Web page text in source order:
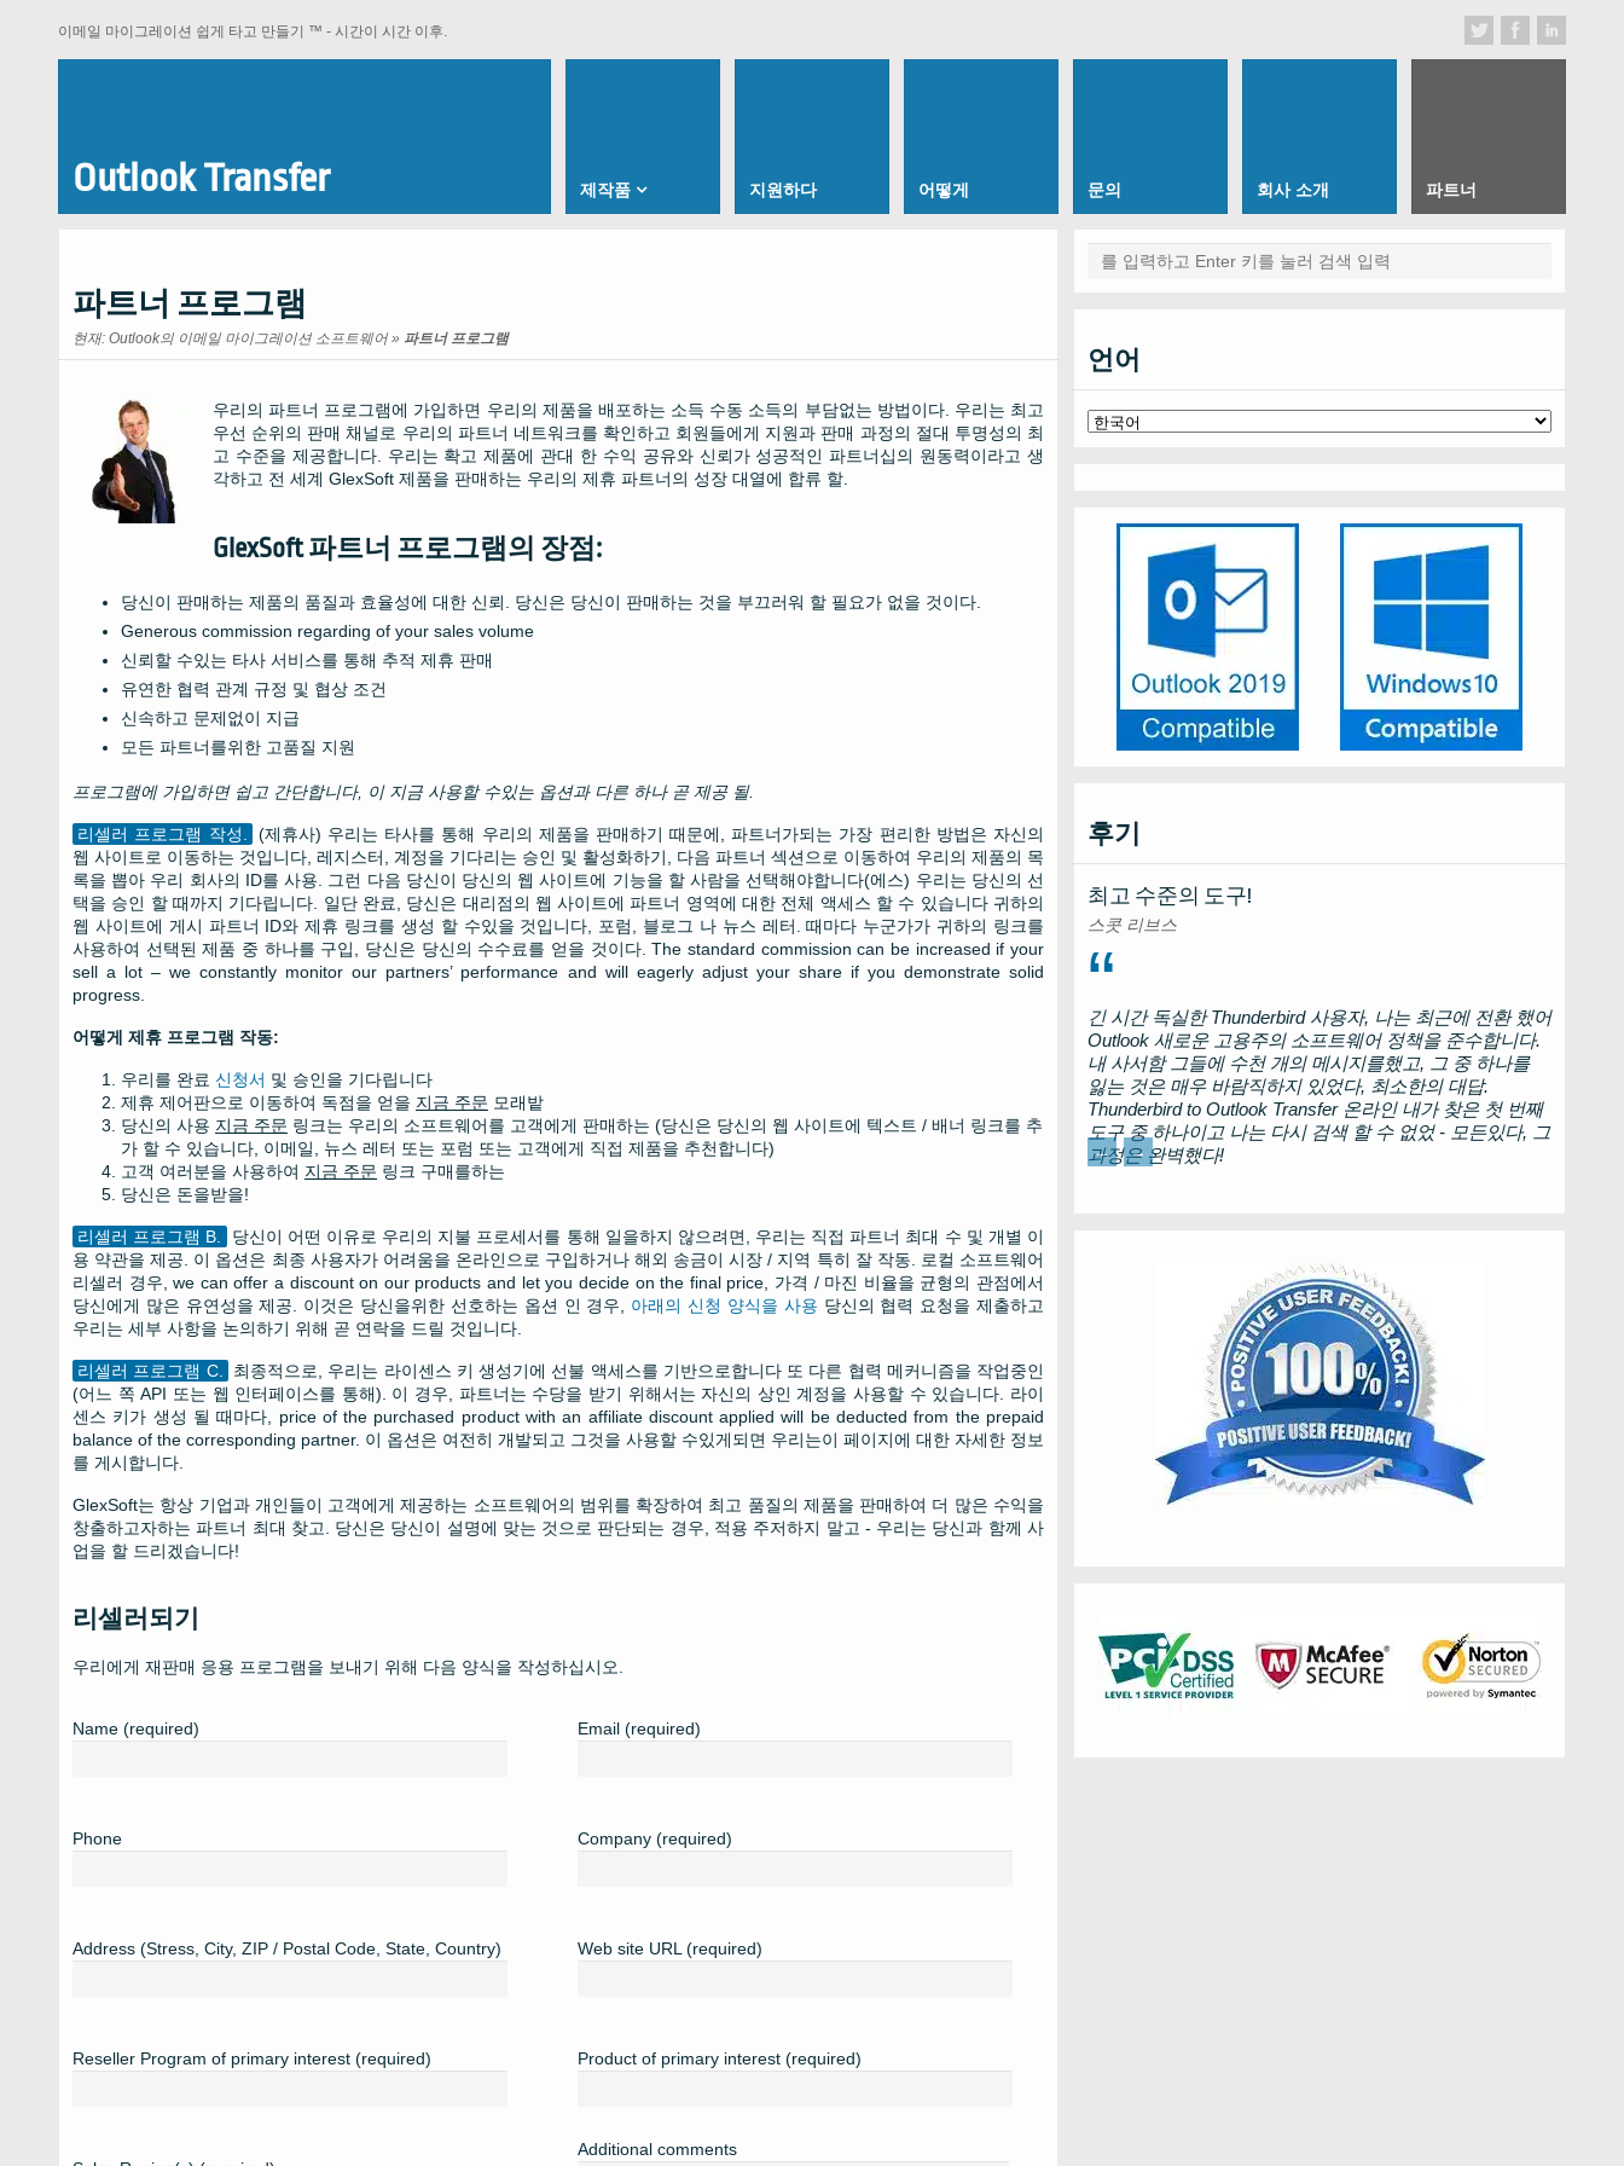
이메일 마이그레이션 쉽게 타고 만들기 ™ - 시간이 시간 이후.
Outlook Transfer 제작품 지원하다 어떻게 문의 회사 소개 파트너
파트너 프로그램
현재: Outlook의 이메일 마이그레이션 소프트웨어 » 파트너 프로그램
우리의 파트너 프로그램에 가입하면 우리의 제품을 배포하는 소득 수동 소득의 부담없는 방법이다. 우리는 최고
우선 순위의 판매 채널로 우리의 파트너 네트워크를 확인하고 회원들에게 지원과 판매 과정의 절대 투명성의 최
고 수준을 제공합니다. 우리는 확고 제품에 관대 한 수익 공유와 신뢰가 성공적인 파트너십의 원동력이라고 생
각하고 전 세계 GlexSoft 제품을 판매하는 우리의 제휴 파트너의 성장 대열에 합류 할.
GlexSoft 파트너 프로그램의 장점:
당신이 판매하는 제품의 품질과 효율성에 대한 신뢰. 당신은 당신이 판매하는 것을 부끄러워 할 필요가 없을 것이다.
Generous commission regarding of your sales volume
신뢰할 수있는 타사 서비스를 통해 추적 제휴 판매
유연한 협력 관계 규정 및 협상 조건
신속하고 문제없이 지급
모든 파트너를위한 고품질 지원
프로그램에 가입하면 쉽고 간단합니다, 이 지금 사용할 수있는 옵션과 다른 하나 곧 제공 될.
리셀러 프로그램 작성.
(제휴사) 우리는 타사를 통해 우리의 제품을 판매하기 때문에, 파트너가되는 가장 편리한 방법은 자신의
웹 사이트로 이동하는 것입니다, 레지스터, 계정을 기다리는 승인 및 활성화하기, 다음 파트너 섹션으로 이동하여 우리의 제품의 목
록을 뽑아 우리 회사의 ID를 사용. 그런 다음 당신이 당신의 웹 사이트에 기능을 할 사람을 선택해야합니다(에스) 우리는 당신의 선
택을 승인 할 때까지 기다립니다. 일단 완료, 당신은 대리점의 웹 사이트에 파트너 영역에 대한 전체 액세스 할 수 있습니다 귀하의
웹 사이트에 게시 파트너 ID와 제휴 링크를 생성 할 수있을 것입니다, 포럼, 블로그 나 뉴스 레터. 때마다 누군가가 귀하의 링크를
사용하여 선택된 제품 중 하나를 구입, 당신은 당신의 수수료를 얻을 것이다.The standard commission can be increased if your
sell a lot – we constantly monitor our partners’ performance and will eagerly adjust your share if you demonstrate solid
progress
어떻게 제휴 프로그램 작동:
우리를 완료 신청서 및 승인을 기다립니다
제휴 제어판으로 이동하여 독점을 얻을 지금 주문 모래밭
당신의 사용 지금 주문 링크는 우리의 소프트웨어를 고객에게 판매하는 (당신은 당신의 웹 사이트에 텍스트 / 배너 링크를 추
가 할 수 있습니다, 이메일, 뉴스 레터 또는 포럼 또는 고객에게 직접 제품을 추천합니다)
고객 여러분을 사용하여 지금 주문 링크 구매를하는
당신은 돈을받을!
리셀러 프로그램 B.
당신이 어떤 이유로 우리의 지불 프로세서를 통해 일을하지 않으려면, 우리는 직접 파트너 최대 수 및 개별 이
용 약관을 제공. 이 옵션은 최종 사용자가 어려움을 온라인으로 구입하거나 해외 송금이 시장 / 지역 특히 잘 작동. 로컬 소프트웨어
리셀러 경우,we can offer a discount on our products and let you decide on the final price , 가격 / 마진 비율을 균형의 관점에서
당신에게 많은 유연성을 제공. 이것은 당신을위한 선호하는 옵션 인 경우, 아래의 신청 양식을 사용 당신의 협력 요청을 제출하고
우리는 세부 사항을 논의하기 위해 곧 연락을 드릴 것입니다.
리셀러 프로그램 C.
최종적으로, 우리는 라이센스 키 생성기에 선불 액세스를 기반으로합니다 또 다른 협력 메커니즘을 작업중인
(어느 쪽 API 또는 웹 인터페이스를 통해). 이 경우, 파트너는 수당을 받기 위해서는 자신의 상인 계정을 사용할 수 있습니다. 라이
센스 키가 생성 될 때마다, price of the purchased product with an affiliate discount applied will be deducted from the prepaid
balance of the corresponding partner. 이 옵션은 여전히 ​​개발되고 그것을 사용할 수있게되면 우리는이 페이지에 대한 자세한 정보
를 게시합니다.
GlexSoft는 항상 기업과 개인들이 고객에게 제공하는 소프트웨어의 범위를 확장하여 최고 품질의 제품을 판매하여 더 많은 수익을
창출하고자하는 파트너 최대 찾고. 당신은 당신이 설명에 맞는 것으로 판단되는 경우, 적용 주저하지 말고 - 우리는 당신과 함께 사
업을 할 드리겠습니다!
리셀러되기
우리에게 재판매 응용 프로그램을 보내기 위해 다음 양식을 작성하십시오.
Name (required) Email (required)
Phone Company (required)
Address (Stress, City, ZIP / Postal Code, State, Country) Web site URL (required)
Reseller Program of primary interest (required) Product of primary interest (required)
Additional comments
언어
후기
최고 수준의 도구!
스콧 리브스
긴 시간 독실한Thunderbird사용자, 나는 최근에 전환 했어
Outlook 새로운 고용주의 소프트웨어 정책을 준수합니다.
내 사서함 그들에 수천 개의 메시지를했고, 그 중 하나를
잃는 것은 매우 바람직하지 있었다, 최소한의 대답.
Thunderbird to Outlook Transfer온라인 내가 찾은 첫 번째
도구 중 하나이고 나는 다시 검색 할 수 없었 - 모든있다, 그
과정은 완벽했다!
← →